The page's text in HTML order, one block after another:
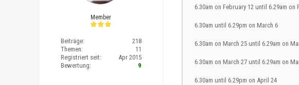
Member
Beiträge:
218
Themen:
11
Registriert seit:
Apr 2015
Bewertung:
9
6.30am on February 12 until 6.29am on
6.30am until 6.29pm on March 6
6.30am on March 25 until 6.29am on
6.30am on March 27 until 6.29am on
6.30am until 6.29pm on April 24